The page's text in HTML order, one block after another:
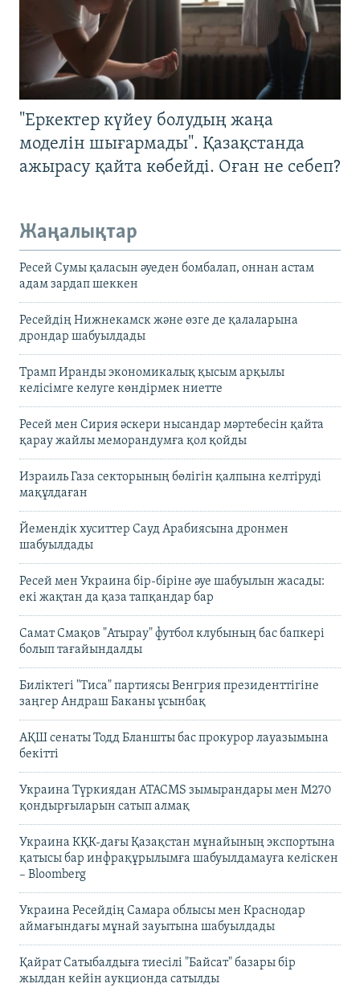
"Еркектер күйеу болудың жаңа
моделін шығармады". Қазақстанда
ажырасу қайта көбейді. Оған не себеп?
Жаңалықтар
Ресей Сумы қаласын әуеден бомбалап, оннан астам
адам зардап шеккен
Ресейдің Нижнекамск және өзге де қалаларына
дрондар шабуылдады
Трамп Иранды экономикалық қысым арқылы
келісімге келуге көндірмек ниетте
Ресей мен Сирия әскери нысандар мәртебесін қайта
қарау жайлы меморандумға қол қойды
Израиль Газа секторының бөлігін қалпына келтіруді
мақұлдаған
Йемендік хуситтер Сауд Арабиясына дронмен
шабуылдады
Ресей мен Украина бір-біріне әуе шабуылын жасады:
екі жақтан да қаза тапқандар бар
Самат Смақов "Атырау" футбол клубының бас бапкері
болып тағайындалды
Биліктегі "Тиса" партиясы Венгрия президенттігіне
заңгер Андраш Баканы ұсынбақ
АҚШ сенаты Тодд Бланшты бас прокурор лауазымына
бекітті
Украина Түркиядан ATACMS зымырандары мен M270
қондырғыларын сатып алмақ
Украина КҚК-дағы Қазақстан мұнайының экспортына
қатысы бар инфрақұрылымға шабуылдамауға келіскен
– Bloomberg
Украина Ресейдің Самара облысы мен Краснодар
аймағындағы мұнай зауытына шабуылдады
Қайрат Сатыбалдыға тиесілі "Байсат" базары бір
жылдан кейін аукционда сатылды